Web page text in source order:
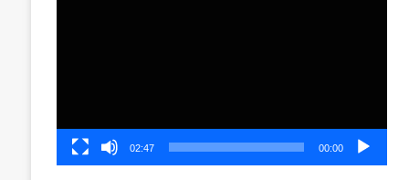
00:00
02:47